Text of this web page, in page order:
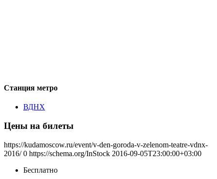
Станция метро
ВДНХ
Цены на билеты
https://kudamoscow.ru/event/v-den-goroda-v-zelenom-teatre-vdnx-
2016/ 0 https://schema.org/InStock 2016-09-05T23:00:00+03:00
Бесплатно